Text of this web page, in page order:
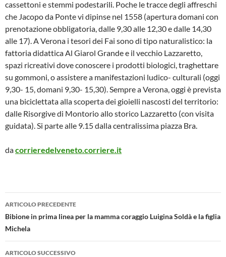
cassettoni e stemmi podestarili. Poche le tracce degli affreschi
che Jacopo da Ponte vi dipinse nel 1558 (apertura domani con
prenotazione obbligatoria, dalle 9,30 alle 12,30 e dalle 14,30
alle 17). A Verona i tesori dei Fai sono di tipo naturalistico: la
fattoria didattica Al Giarol Grande e il vecchio Lazzaretto,
spazi ricreativi dove conoscere i prodotti biologici, traghettare
su gommoni, o assistere a manifestazioni ludico- culturali (oggi
9,30- 15, domani 9,30- 15,30). Sempre a Verona, oggi è prevista
una biciclettata alla scoperta dei gioielli nascosti del territorio:
dalle Risorgive di Montorio allo storico Lazzaretto (con visita
guidata). Si parte alle 9.15 dalla centralissima piazza Bra.
dacorrieredelveneto.corriere.it
Navigazione
articolo
ARTICOLO PRECEDENTE
Bibione in prima linea per la mamma coraggio Luigina Soldà e la figlia
Michela
ARTICOLO SUCCESSIVO